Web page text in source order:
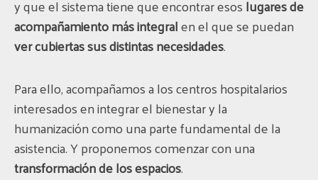
y que el sistema tiene que encontrar esoslugares de
acompañamiento más integralen el que se puedan
ver cubiertas sus distintas necesidades.
Para ello, acompañamos a los centros hospitalarios
interesados en integrar el bienestar y la
humanización como una parte fundamental de la
asistencia. Y proponemos comenzar con una
transformación de los espacios.